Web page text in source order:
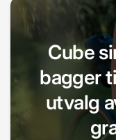
Cube
bagger
utvalg